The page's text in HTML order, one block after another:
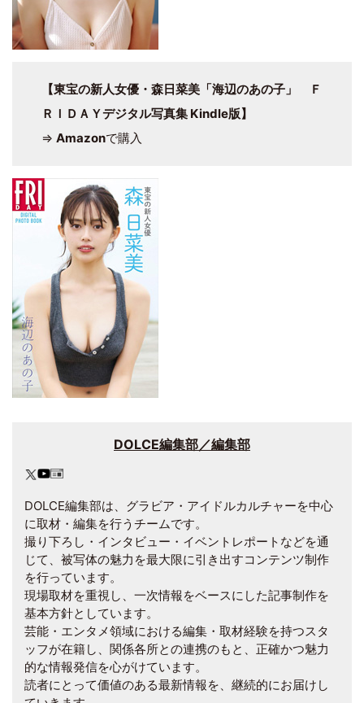
【東宝の新人女優・森日菜美「海辺のあの子」 Ｆ
ＲＩＤＡＹデジタル写真集 Kindle版】
⇒ Amazonで購入
DOLCE編集部／編集部
DOLCE編集部は、グラビア・アイドルカルチャーを中心
に取材・編集を行うチームです。
撮り下ろし・インタビュー・イベントレポートなどを通
じて、被写体の魅力を最大限に引き出すコンテンツ制作
を行っています。
現場取材を重視し、一次情報をベースにした記事制作を
基本方針としています。
芸能・エンタメ領域における編集・取材経験を持つスタ
ッフが在籍し、関係各所との連携のもと、正確かつ魅力
的な情報発信を心がけています。
読者にとって価値のある最新情報を、継続的にお届けし